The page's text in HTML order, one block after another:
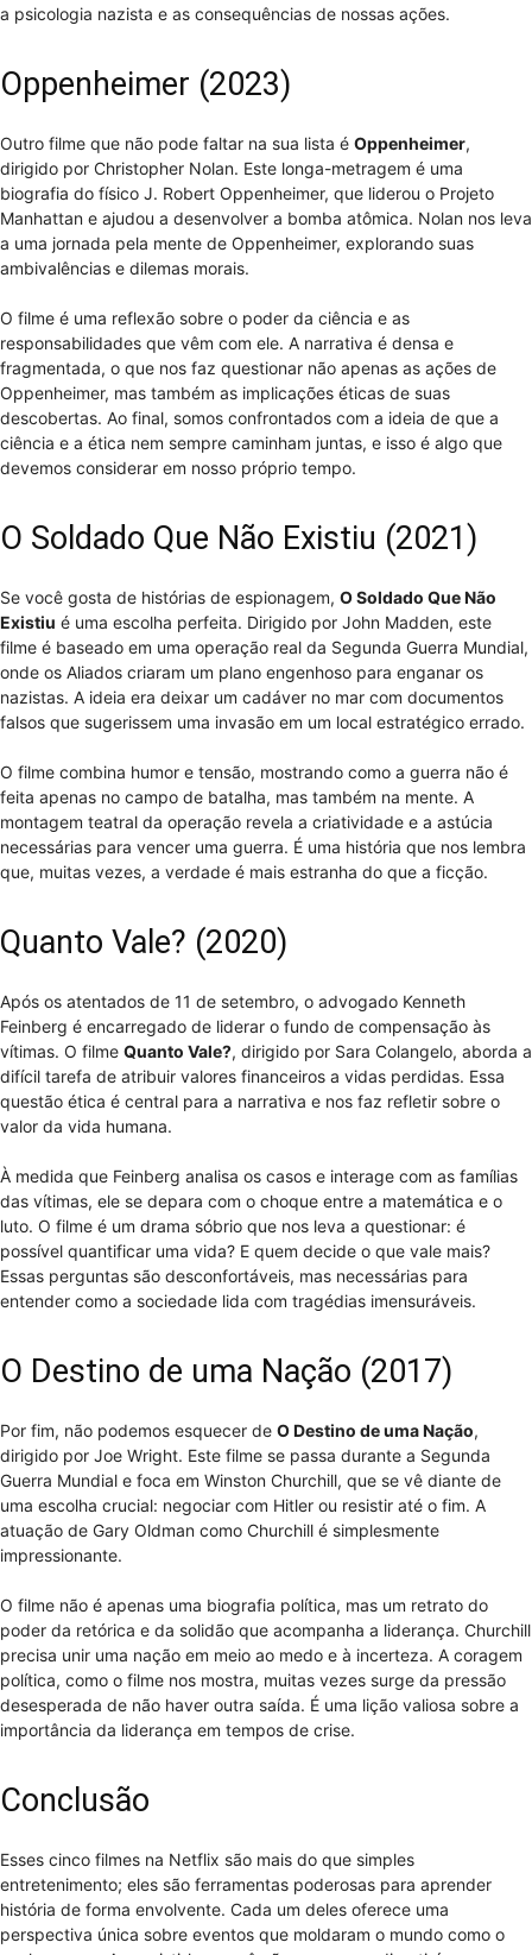
a psicologia nazista e as consequências de nossas ações.
Oppenheimer (2023)
Outro filme que não pode faltar na sua lista é Oppenheimer,
dirigido por Christopher Nolan. Este longa-metragem é uma
biografia do físico J. Robert Oppenheimer, que liderou o Projeto
Manhattan e ajudou a desenvolver a bomba atômica. Nolan nos leva
a uma jornada pela mente de Oppenheimer, explorando suas
ambivalências e dilemas morais.
O filme é uma reflexão sobre o poder da ciência e as
responsabilidades que vêm com ele. A narrativa é densa e
fragmentada, o que nos faz questionar não apenas as ações de
Oppenheimer, mas também as implicações éticas de suas
descobertas. Ao final, somos confrontados com a ideia de que a
ciência e a ética nem sempre caminham juntas, e isso é algo que
devemos considerar em nosso próprio tempo.
O Soldado Que Não Existiu (2021)
Se você gosta de histórias de espionagem, O Soldado Que Não
Existiu é uma escolha perfeita. Dirigido por John Madden, este
filme é baseado em uma operação real da Segunda Guerra Mundial,
onde os Aliados criaram um plano engenhoso para enganar os
nazistas. A ideia era deixar um cadáver no mar com documentos
falsos que sugerissem uma invasão em um local estratégico errado.
O filme combina humor e tensão, mostrando como a guerra não é
feita apenas no campo de batalha, mas também na mente. A
montagem teatral da operação revela a criatividade e a astúcia
necessárias para vencer uma guerra. É uma história que nos lembra
que, muitas vezes, a verdade é mais estranha do que a ficção.
Quanto Vale? (2020)
Após os atentados de 11 de setembro, o advogado Kenneth
Feinberg é encarregado de liderar o fundo de compensação às
vítimas. O filme Quanto Vale?, dirigido por Sara Colangelo, aborda a
difícil tarefa de atribuir valores financeiros a vidas perdidas. Essa
questão ética é central para a narrativa e nos faz refletir sobre o
valor da vida humana.
À medida que Feinberg analisa os casos e interage com as famílias
das vítimas, ele se depara com o choque entre a matemática e o
luto. O filme é um drama sóbrio que nos leva a questionar: é
possível quantificar uma vida? E quem decide o que vale mais?
Essas perguntas são desconfortáveis, mas necessárias para
entender como a sociedade lida com tragédias imensuráveis.
O Destino de uma Nação (2017)
Por fim, não podemos esquecer de O Destino de uma Nação,
dirigido por Joe Wright. Este filme se passa durante a Segunda
Guerra Mundial e foca em Winston Churchill, que se vê diante de
uma escolha crucial: negociar com Hitler ou resistir até o fim. A
atuação de Gary Oldman como Churchill é simplesmente
impressionante.
O filme não é apenas uma biografia política, mas um retrato do
poder da retórica e da solidão que acompanha a liderança. Churchill
precisa unir uma nação em meio ao medo e à incerteza. A coragem
política, como o filme nos mostra, muitas vezes surge da pressão
desesperada de não haver outra saída. É uma lição valiosa sobre a
importância da liderança em tempos de crise.
Conclusão
Esses cinco filmes na Netflix são mais do que simples
entretenimento; eles são ferramentas poderosas para aprender
história de forma envolvente. Cada um deles oferece uma
perspectiva única sobre eventos que moldaram o mundo como o